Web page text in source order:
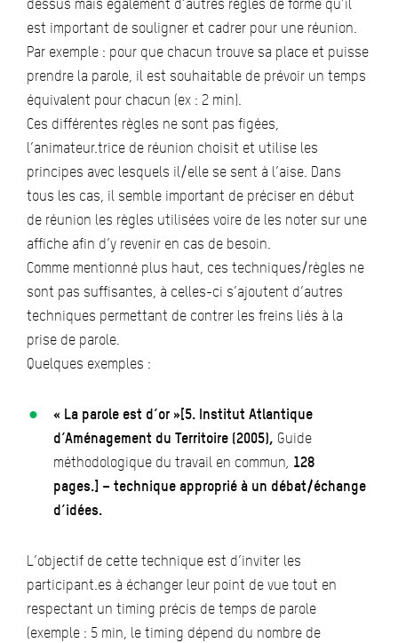
dessus mais également d’autres règles de forme qu’il
est important de souligner et cadrer pour une réunion.
Par exemple : pour que chacun trouve sa place et puisse
prendre la parole, il est souhaitable de prévoir un temps
équivalent pour chacun (ex : 2 min).
Ces différentes règles ne sont pas figées,
l’animateur.trice de réunion choisit et utilise les
principes avec lesquels il/elle se sent à l’aise. Dans
tous les cas, il semble important de préciser en début
de réunion les règles utilisées voire de les noter sur une
affiche afin d’y revenir en cas de besoin.
Comme mentionné plus haut, ces techniques/règles ne
sont pas suffisantes, à celles-ci s’ajoutent d’autres
techniques permettant de contrer les freins liés à la
prise de parole.
Quelques exemples :
« La parole est d’or »[5. Institut Atlantique
d’Aménagement du Territoire (2005), Guide
méthodologique du travail en commun, 128
pages.] – technique approprié à un débat/échange
d’idées.
L’objectif de cette technique est d’inviter les
participant.es à échanger leur point de vue tout en
respectant un timing précis de temps de parole
(exemple : 5 min, le timing dépend du nombre de